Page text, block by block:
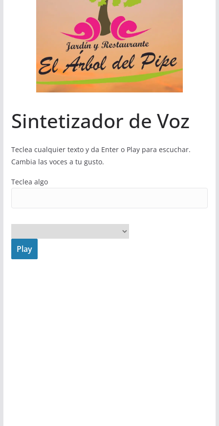
Sintetizador de Voz
Teclea cualquier texto y da Enter o Play para escuchar.
Cambia las voces a tu gusto.
Teclea algo
Play